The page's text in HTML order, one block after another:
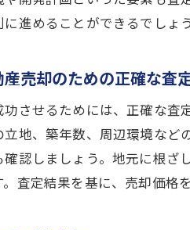
に進めることができるでしょ
売却のための正確な査
功させるためには、正確な査
立地、築年数、周辺環境など
確認しましょう。地元に根ざ
査定結果を基に、売却価格